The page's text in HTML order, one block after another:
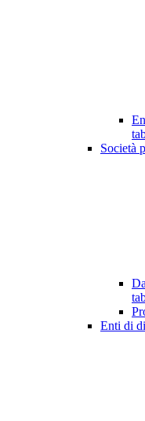
Società
Enti di